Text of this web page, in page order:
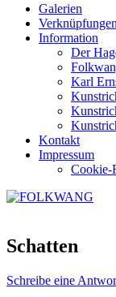
Galerien
Verknüpfungen
Information
Der
Karl
Kontakt
Impressum
Cookie-
Schatten
Schreibe eine